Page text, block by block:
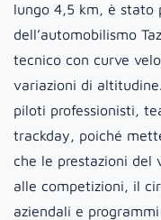
lungo 4,5 km, è stato
dell’automobilismo
tecnico con curve
variazioni di
piloti professionisti,
trackday, poiché
che le prestazioni del
alle competizioni, il
aziendali e